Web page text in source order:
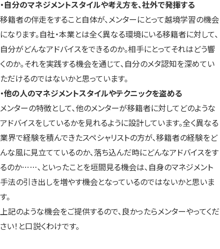
・自分のマネジメントスタイルや考え方を、社外で発揮する
移籍者の伴走をすること自体が、メンターにとって越境学習の機会
になります。自社・本業とは全く異なる環境にいる移籍者に対して、
自分がどんなアドバイスをできるのか。相手にとってそれはどう響
くのか。それを実践する機会を通じて、自分のメタ認知を深めてい
ただけるのではないかと思っています。
・他の人のマネジメントスタイルやテクニックを盗める
メンターの特徴として、他のメンターが移籍者に対してどのような
アドバイスをしているかを見れるように設計しています。全く異なる
業界で経験を積んできたスペシャリストの方が、移籍者の経験をど
んな風に見立てているのか、落ち込んだ時にどんなアドバイスをす
るのか……、といったことを垣間見る機会は、自身のマネジメント
手法の引き出しを増やす機会となっているのではないかと思いま
す。
上記のような機会をご提供するので、良かったらメンターやってくだ
さい！と口説くわけです。